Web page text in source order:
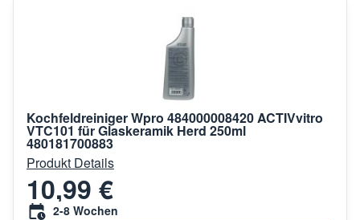
Kochfeldreiniger Wpro 484000008420 ACTIVvitro
VTC101 für Glaskeramik Herd 250ml
480181700883
Produkt Details
10,99 €
2-8 Wochen